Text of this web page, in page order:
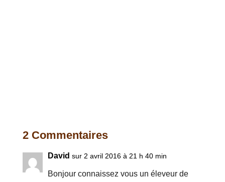
2 Commentaires
David sur 2 avril 2016 à 21 h 40 min
Bonjour connaissez vous un éleveur de